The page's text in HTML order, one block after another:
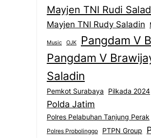
Mayjen TNI Rudi
Mayjen TNI Rudy Saladin
Music OJK Pangdam V
Pangdam V
Saladin
Pemkot Surabaya Pilkada 2024
Polda Jatim
Polres Pelabuhan Tanjung Perak
Polres Probolinggo PTPN Group